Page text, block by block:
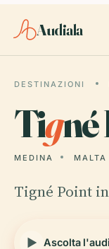
Audiala
DESTINAZIONI
Tigné
MEDINA MALTA
Tigné Point
Ascolta